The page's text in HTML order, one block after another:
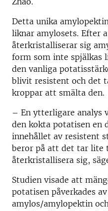
Detta unika
liknar amylosets. Efter
återkristalliserar sig
form som inte spjälkas
den vanliga
blivit resistent och det
kroppar att smälta den.
– En ytterligare analys
den kokta potatisen en
innehållet av resistent
beror på att det tar lite
återkristallisera sig,
Studien visade att
potatisen påverkades
amylos/amylopektin